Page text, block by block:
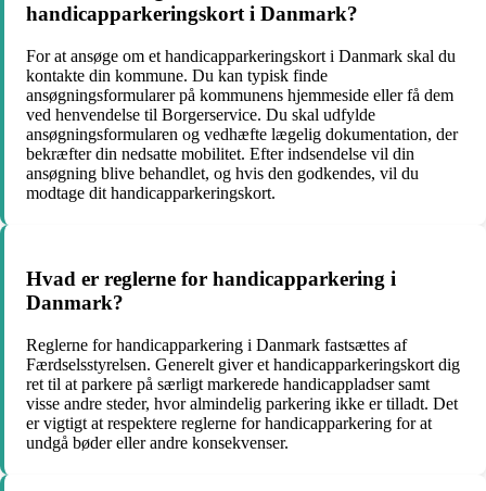
handicapparkeringskort i Danmark?
For at ansøge om et handicapparkeringskort i Danmark skal du
kontakte din kommune. Du kan typisk finde
ansøgningsformularer på kommunens hjemmeside eller få dem
ved henvendelse til Borgerservice. Du skal udfylde
ansøgningsformularen og vedhæfte lægelig dokumentation, der
bekræfter din nedsatte mobilitet. Efter indsendelse vil din
ansøgning blive behandlet, og hvis den godkendes, vil du
modtage dit handicapparkeringskort.
Hvad er reglerne for handicapparkering i
Danmark?
Reglerne for handicapparkering i Danmark fastsættes af
Færdselsstyrelsen. Generelt giver et handicapparkeringskort dig
ret til at parkere på særligt markerede handicappladser samt
visse andre steder, hvor almindelig parkering ikke er tilladt. Det
er vigtigt at respektere reglerne for handicapparkering for at
undgå bøder eller andre konsekvenser.